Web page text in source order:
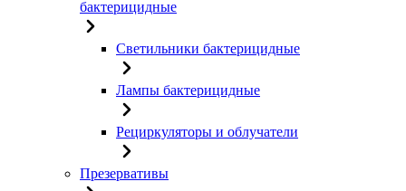
бактерицидные
Светильники бактерицидные
Лампы бактерицидные
Рециркуляторы и облучатели
Презервативы